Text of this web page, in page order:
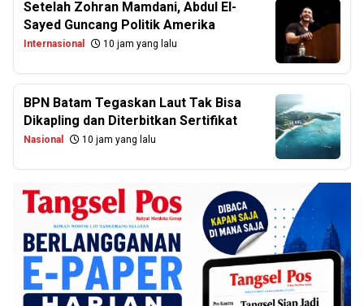
Setelah Zohran Mamdani, Abdul El-
Sayed Guncang Politik Amerika
Internasional 10 jam yang lalu
BPN Batam Tegaskan Laut Tak Bisa
Dikapling dan Diterbitkan Sertifikat
Nasional 10 jam yang lalu